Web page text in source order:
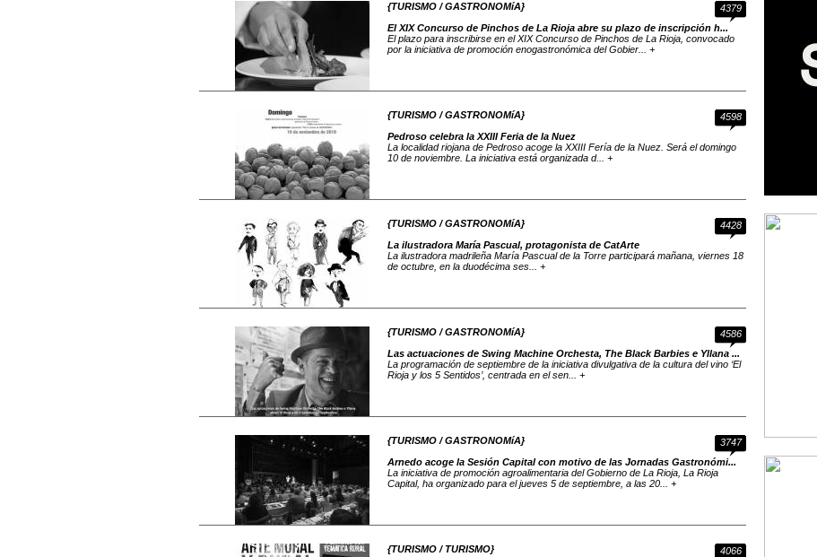
4379
{TURISMO / GASTRONOMíA}
El XIX Concurso de Pinchos de La Rioja abre su plazo de inscripción h...
El plazo para inscribirse en el XIX Concurso de Pinchos de La Rioja, convocado
por la iniciativa de promoción enogastronómica del Gobier... +
4598
{TURISMO / GASTRONOMíA}
Pedroso celebra la XXIII Feria de la Nuez
La localidad riojana de Pedroso acoge la XXIII Fería de la Nuez. Será el domingo
10 de noviembre. La iniciativa está organizada d... +
4428
{TURISMO / GASTRONOMíA}
La ilustradora María Pascual, protagonista de CatArte
La ilustradora madrileña María Pascual de la Torre participará mañana, viernes 18
de octubre, en la duodécima ses... +
4586
{TURISMO / GASTRONOMíA}
Las actuaciones de Swing Machine Orchesta, The Black Barbies e Yllana ...
La programación de septiembre de la iniciativa divulgativa de la cultura del vino ‘El
Rioja y los 5 Sentidos’, centrada en el sen... +
3747
{TURISMO / GASTRONOMíA}
Arnedo acoge la Sesión Capital con motivo de las Jornadas Gastronómi...
La iniciativa de promoción agroalimentaria del Gobierno de La Rioja, La Rioja
Capital, ha organizado para el jueves 5 de septiembre, a las 20... +
4066
{TURISMO / TURISMO}